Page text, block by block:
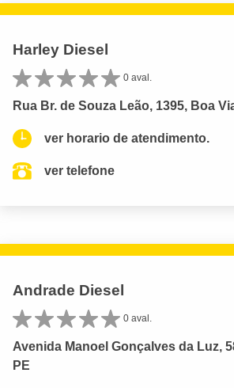
Harley Diesel
0 aval.
Rua Br. de Souza Leão, 1395, Boa
ver horario de atendimento.
ver telefone
Andrade Diesel
0 aval.
Avenida Manoel Gonçalves da Luz,
PE